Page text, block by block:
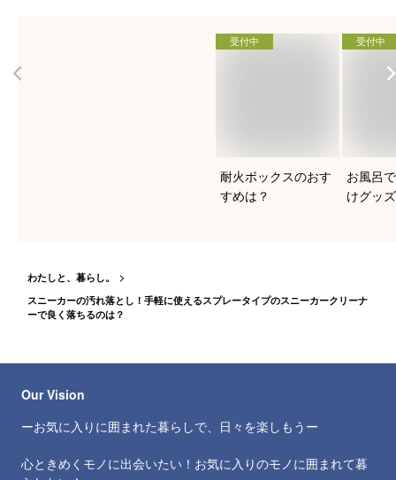
受付中
耐火ボックスのおす
すめは？
受付中
お風呂
けグッ
わたしと、暮らし。
スニーカーの汚れ落とし！手軽に使えるスプレータイプのスニーカークリーナ
ーで良く落ちるのは？
Our Vision
ーお気に入りに囲まれた暮らしで、日々を楽しもうー
心ときめくモノに出会いたい！お気に入りのモノに囲まれて暮